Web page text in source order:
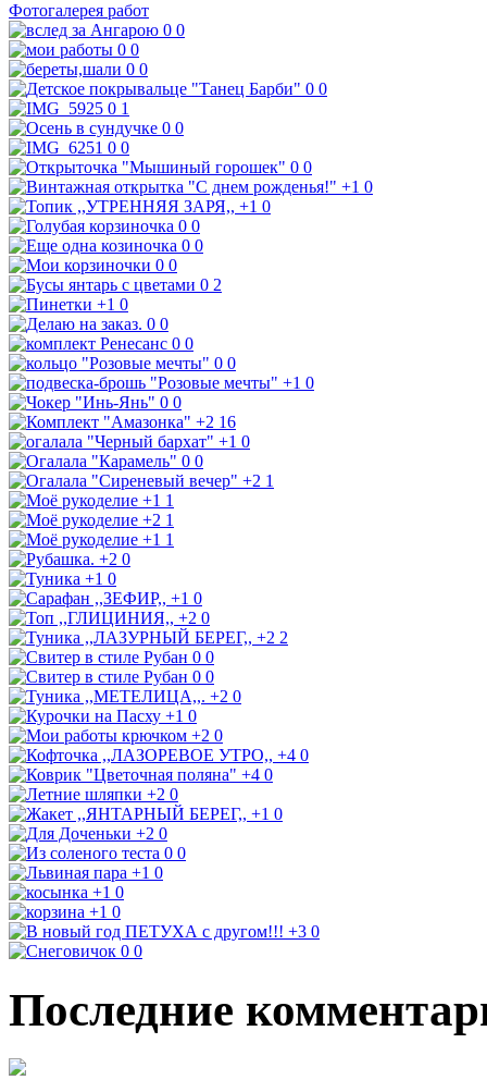
Фотогалерея работ
0 0
0 0
0 0
0 0
0 1
0 0
0 0
0 0
+1 0
+1 0
0 0
0 0
0 0
0 2
+1 0
0 0
0 0
0 0
+1 0
0 0
+2 16
+1 0
0 0
+2 1
+1 1
+2 1
+1 1
+2 0
+1 0
+1 0
+2 0
+2 2
0 0
0 0
+2 0
+1 0
+2 0
+4 0
+4 0
+2 0
+1 0
+2 0
0 0
+1 0
+1 0
+1 0
+3 0
0 0
Последние